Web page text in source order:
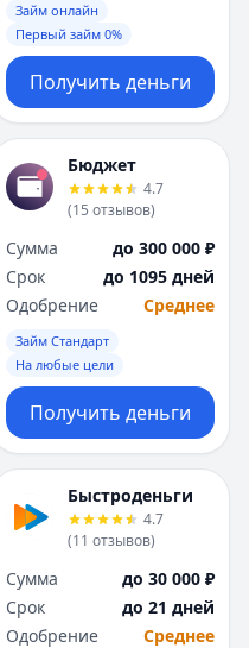
Займ онлайн
Первый займ 0%
Получить деньги
Бюджет
4.7
(15 отзывов)
Сумма
до 300 000 ₽
Срок
до 1095 дней
Одобрение
Среднее
Займ Стандарт
На любые цели
Получить деньги
Быстроденьги
4.7
(11 отзывов)
Сумма
до 30 000 ₽
Срок
до 21 дней
Одобрение
Среднее